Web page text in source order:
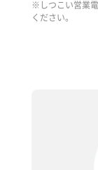
※しつこい営業
ください。